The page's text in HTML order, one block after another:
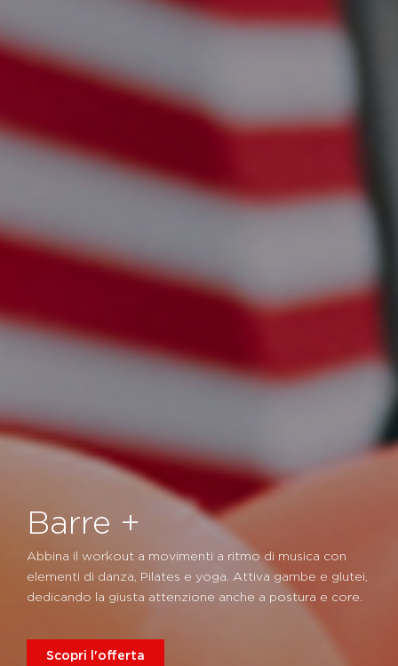
Barre +
Abbina il workout a movimenti a ritmo di musica con
elementi di danza, Pilates e yoga. Attiva gambe e glutei,
dedicando la giusta attenzione anche a postura e core.
Scopri l'offerta